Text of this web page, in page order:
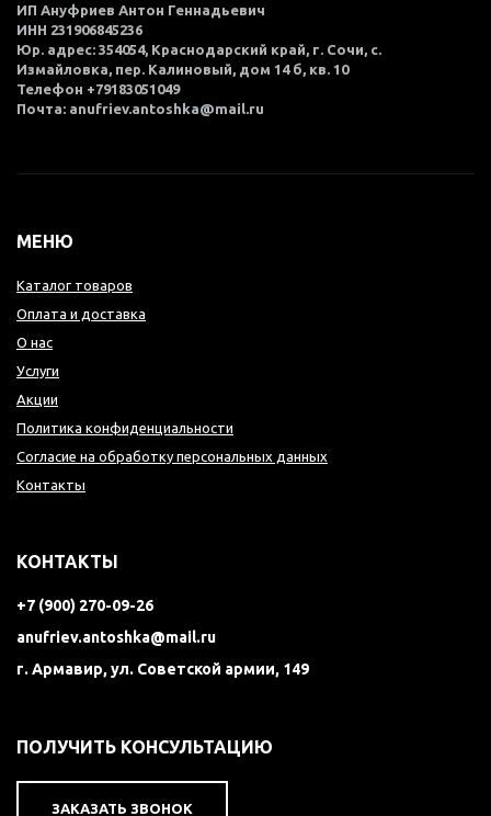
ИП Ануфриев Антон Геннадьевич
ИНН 231906845236
Юр. адрес: 354054, Краснодарский край, г. Сочи, с.
Измайловка, пер. Калиновый, дом 14 б, кв. 10
Телефон +79183051049
Почта: anufriev.antoshka@mail.ru
МЕНЮ
Каталог товаров
Оплата и доставка
О нас
Услуги
Акции
Политика конфиденциальности
Согласие на обработку персональных данных
Контакты
КОНТАКТЫ
+7 (900) 270-09-26
anufriev.antoshka@mail.ru
г. Армавир, ул. Советской армии, 149
ПОЛУЧИТЬ КОНСУЛЬТАЦИЮ
ЗАКАЗАТЬ ЗВОНОК